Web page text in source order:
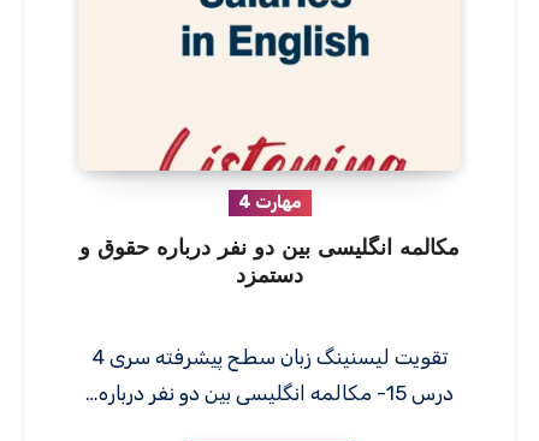
مهارت 4
مکالمه انگلیسی بین دو نفر درباره حقوق و
دستمزد
تقویت لیسنینگ زبان سطح پیشرفته سری 4
درس 15- مکالمه انگلیسی بین دو نفر درباره…